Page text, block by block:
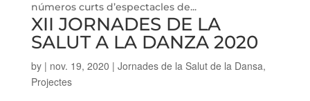
números curts d’espectacles de...
XII JORNADES DE LA
SALUT A LA DANZA 2020
by | nov. 19, 2020 | Jornades de la Salut de la Dansa,
Projectes